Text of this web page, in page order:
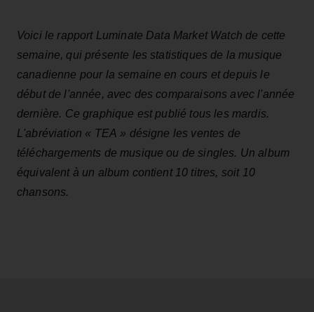
Voici le rapport Luminate Data Market Watch de cette
semaine, qui présente les statistiques de la musique
canadienne pour la semaine en cours et depuis le
début de l'année, avec des comparaisons avec l'année
dernière. Ce graphique est publié tous les mardis.
L'abréviation « TEA » désigne les ventes de
téléchargements de musique ou de singles. Un album
équivalent à un album contient 10 titres, soit 10
chansons.